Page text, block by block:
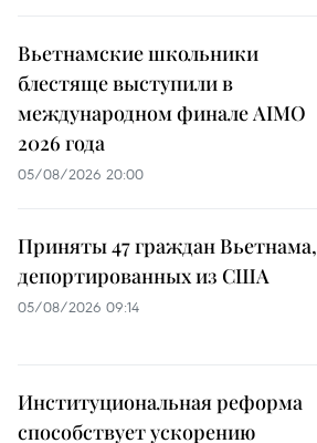
Вьетнамские школьники
блестяще выступили в
международном финале AIMO
2026 года
05/08/2026 20:00
Приняты 47 граждан Вьетнама,
депортированных из США
05/08/2026 09:14
Институциональная реформа
способствует ускорению